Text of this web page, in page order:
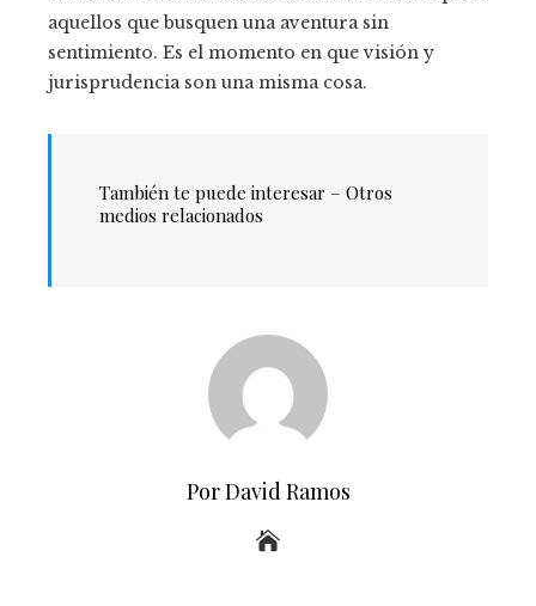
aquellos que busquen una aventura sin
sentimiento. Es el momento en que visión y
jurisprudencia son una misma cosa.
También te puede interesar – Otros
medios relacionados
Por David Ramos